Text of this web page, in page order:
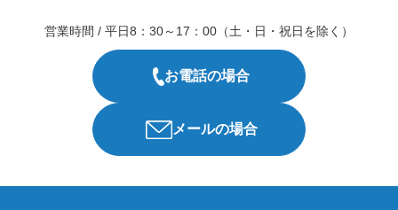
営業時間 / 平日8：30～17：00（土・日・祝日を除く）
お電話の場合
メールの場合